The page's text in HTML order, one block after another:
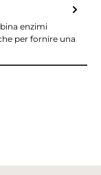
enzimi
per fornire una